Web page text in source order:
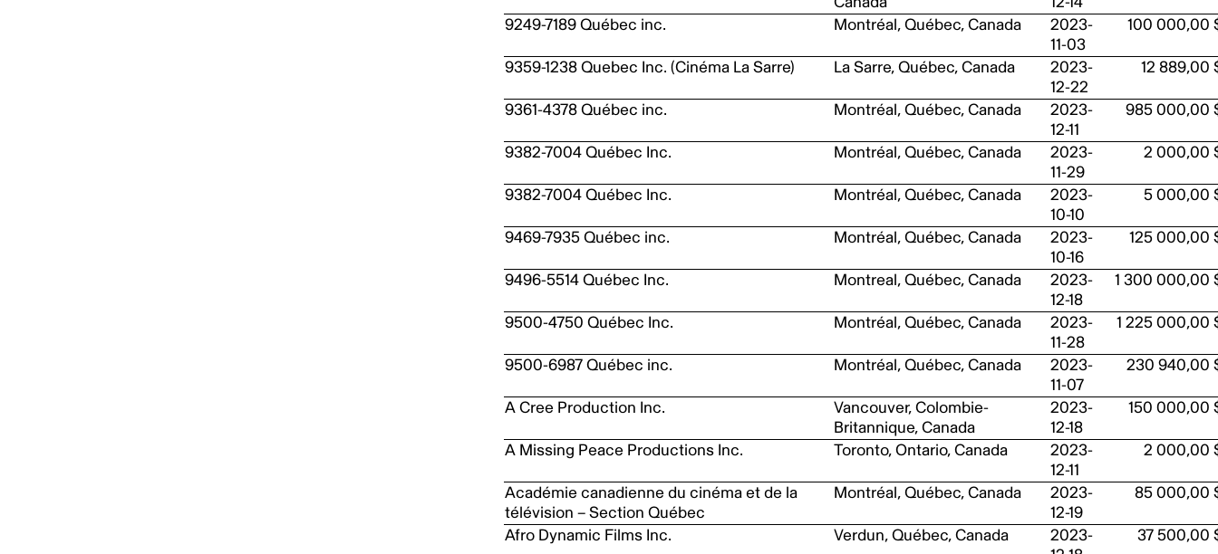
9249-7189 Québec inc. Montréal, Québec, Canada
2023-
11-03
100 000,00
9359-1238 Quebec Inc. (Cinéma La Sarre) La Sarre, Québec, Canada
2023-
12-22
12 889,00
9361-4378 Québec inc. Montréal, Québec, Canada
2023-
12-11
985 000,00
9382-7004 Québec Inc. Montréal, Québec, Canada
2023-
11-29
2 000,00
9382-7004 Québec Inc. Montréal, Québec, Canada
2023-
10-10
5 000,00
9469-7935 Québec inc. Montréal, Québec, Canada
2023-
10-16
125 000,00
9496-5514 Québec Inc. Montreal, Québec, Canada
2023-
12-18
1 300 000,00
9500-4750 Québec Inc. Montréal, Québec, Canada
2023-
11-28
1 225 000,00
9500-6987 Québec inc. Montréal, Québec, Canada
2023-
11-07
230 940,00
A Cree Production Inc.
Vancouver, Colombie-
Britannique, Canada
2023-
12-18
150 000,00
A Missing Peace Productions Inc. Toronto, Ontario, Canada
2023-
12-11
2 000,00
Académie canadienne du cinéma et de la
télévision – Section Québec
Montréal, Québec, Canada
2023-
12-19
85 000,00
Afro Dynamic Films Inc. Verdun, Québec, Canada
2023-
37 500,00